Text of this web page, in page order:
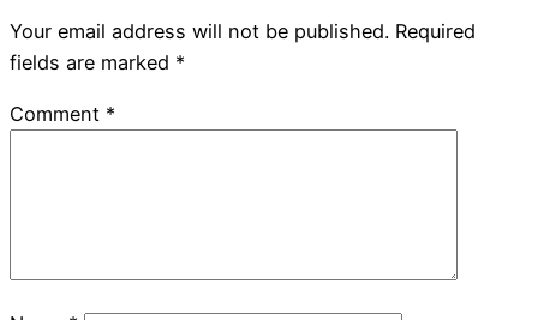
Your email address will not be published. Required
fields are marked *
Comment *